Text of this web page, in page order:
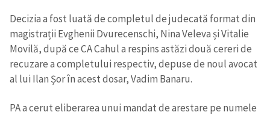
Decizia a fost luată de completul de judecată format din
magistrații Evghenii Dvurecenschi, Nina Veleva și Vitalie
Movilă, după ce CA Cahul a respins astăzi două cereri de
recuzare a completului respectiv, depuse de noul avocat
al lui Ilan Șor în acest dosar, Vadim Banaru.
PA a cerut eliberarea unui mandat de arestare pe numele